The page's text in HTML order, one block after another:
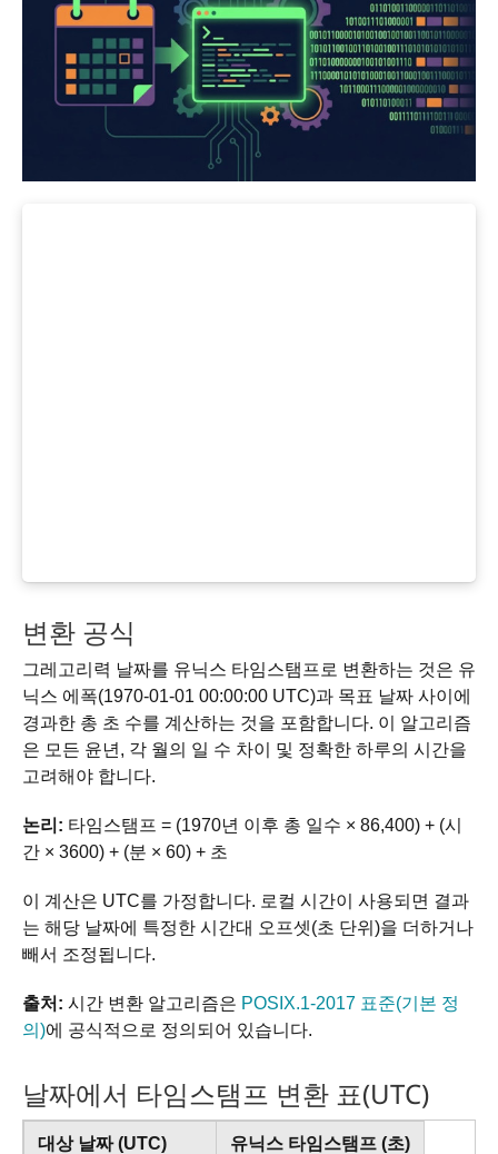
변환 공식
그레고리력 날짜를 유닉스 타임스탬프로 변환하는 것은 유
닉스 에폭(1970-01-01 00:00:00 UTC)과 목표 날짜 사이에
경과한 총 초 수를 계산하는 것을 포함합니다. 이 알고리즘
은 모든 윤년, 각 월의 일 수 차이 및 정확한 하루의 시간을
고려해야 합니다.
논리: 타임스탬프 = (1970년 이후 총 일수 × 86,400) + (시
간 × 3600) + (분 × 60) + 초
이 계산은 UTC를 가정합니다. 로컬 시간이 사용되면 결과
는 해당 날짜에 특정한 시간대 오프셋(초 단위)을 더하거나
빼서 조정됩니다.
출처: 시간 변환 알고리즘은 POSIX.1-2017 표준(기본 정
의)에 공식적으로 정의되어 있습니다.
날짜에서 타임스탬프 변환 표(UTC)
대상 날짜 (UTC) 유닉스 타임스탬프 (초)